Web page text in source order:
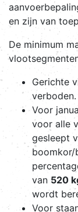
en zijn van
De minimum
Gerichte
verboden.
Voor
voor alle
gesleept
boomkor/
van 520
wordt
Voor